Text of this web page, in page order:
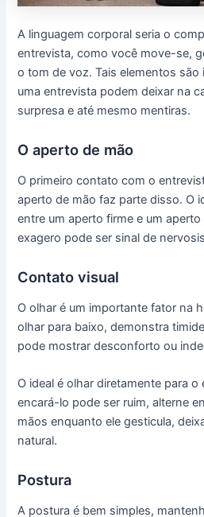
A linguagem corporal seria o
entrevista, como você move-se,
o tom de voz. Tais elementos
uma entrevista podem deixar na
surpresa e até mesmo mentiras.
O aperto de mão
O primeiro contato com o
aperto de mão faz parte disso. O
entre um aperto firme e um
exagero pode ser sinal de
Contato visual
O olhar é um importante fator na
olhar para baixo, demonstra
pode mostrar desconforto ou
O ideal é olhar diretamente para
encará-lo pode ser ruim, alterne
mãos enquanto ele gesticula,
natural.
Postura
A postura é bem simples,